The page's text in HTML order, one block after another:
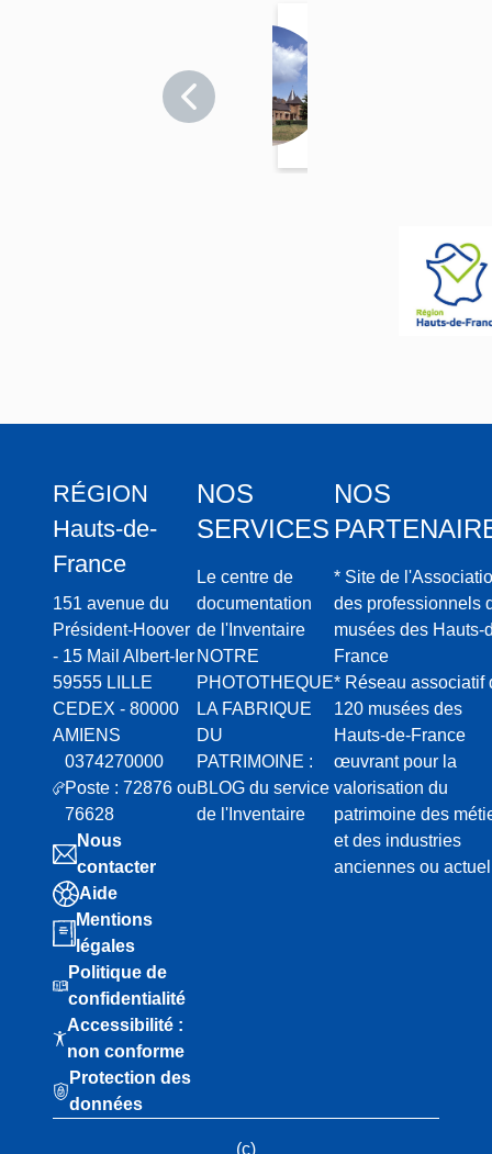
RÉGION
Hauts-de-
France
151 avenue du
Président-Hoover
- 15 Mail Albert-Ier
59555 LILLE
CEDEX - 80000
AMIENS
0374270000
Poste : 72876 ou
76628
Nous
contacter
Aide
Mentions
légales
Politique de
confidentialité
Accessibilité :
non conforme
Protection des
données
NOS
SERVICES
Le centre de
documentation
de l'Inventaire
NOTRE
PHOTOTHEQUE
LA FABRIQUE
DU
PATRIMOINE :
BLOG du service
de l'Inventaire
NOS
* Site de
des professionnels
musées des Hauts-
France
* Réseau associatif
120 musées des
Hauts-de-France
œuvrant pour la
valorisation du
patrimoine des
et des industries
anciennes ou
(c)